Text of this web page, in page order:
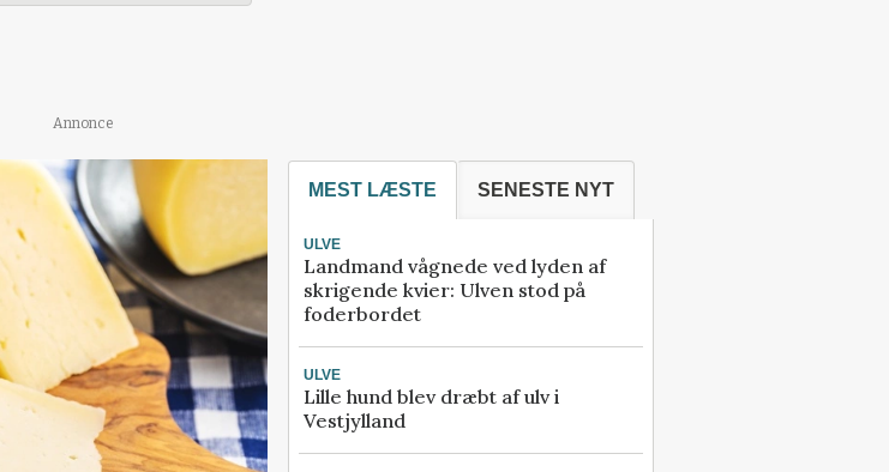
Annonce
MEST LÆSTE SENESTE NYT
ULVE
Landmand vågnede ved lyden af
skrigende kvier: Ulven stod på
foderbordet
ULVE
Lille hund blev dræbt af ulv i
Vestjylland